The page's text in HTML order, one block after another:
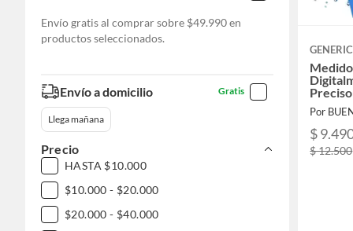
Envío gratis al comprar sobre $49.990 en
productos seleccionados.
Envío a domicilio Gratis
Llega mañana
Precio
HASTA $10.000
$10.000 - $20.000
$20.000 - $40.000
Por
$
$ 12.500